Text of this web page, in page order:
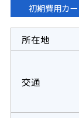
初期費用カ
所在地
交通